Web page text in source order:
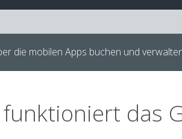
die mobilen Apps buchen und
das